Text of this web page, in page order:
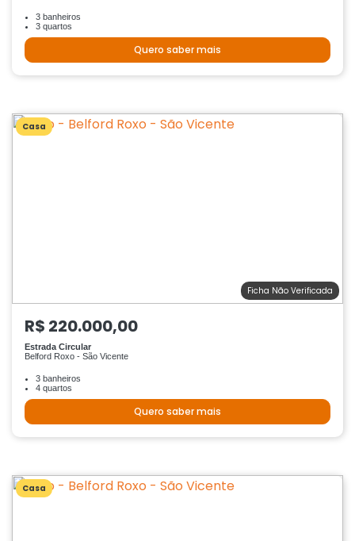
3 banheiros
3 quartos
Quero saber mais
Casa
Ficha Não Verificada
R$ 220.000,00
Estrada Circular
Belford Roxo - São Vicente
3 banheiros
4 quartos
Quero saber mais
Casa